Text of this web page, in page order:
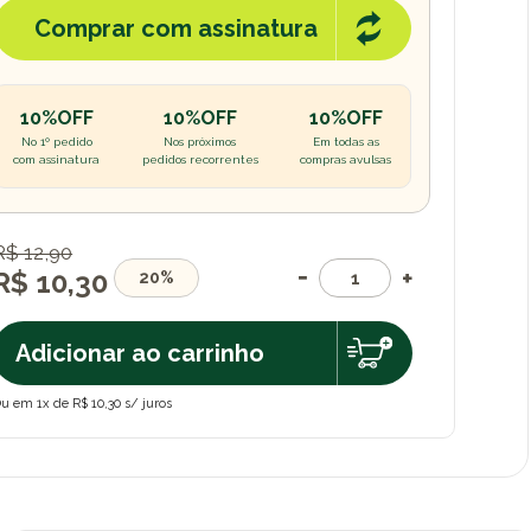
12,90
10,30 20%
Adicionar ao carrinho
em 1x de R$ 10,30 s/ juros
Comprar com assinatura
10%OFF
No 1º pedido
com assinatura
10%OFF
Nos próximos
pedidos recorrentes
10%OFF
Em todas as
compras avulsas